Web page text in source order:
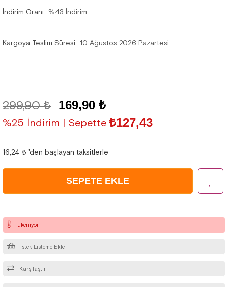
İndirim Oranı : %43 İndirim
Kargoya Teslim Süresi : 10 Ağustos 2026 Pazartesi
299,90 ₺ 169,90 ₺
%25 İndirim | Sepette ₺127,43
16,24 ₺ 'den başlayan taksitlerle
Tükeniyor
İstek Listeme Ekle
Karşılaştır